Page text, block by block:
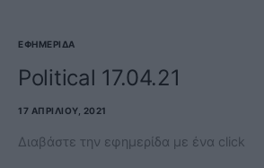
ΕΦΗΜΕΡΊΔΑ
Political 17.04.21
17 ΑΠΡΙΛΊΟΥ, 2021
Διαβάστε την εφημερίδα με ένα click